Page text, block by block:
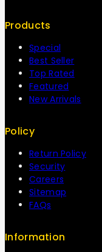
Products
Special
Best Seller
Top Rated
Featured
New Arrivals
Policy
Return Policy
Security
Careers
Sitemap
FAQs
Information